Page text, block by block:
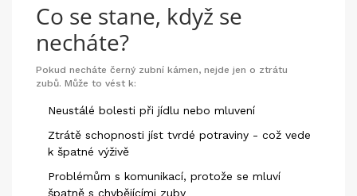
Co se stane, když se
necháte?
Pokud necháte černý zubní kámen, nejde jen o ztrátu
zubů. Může to vést k:
Neustálé bolesti při jídlu nebo mluvení
Ztrátě schopnosti jíst tvrdé potraviny - což vede
k špatné výživě
Problémům s komunikací, protože se mluví
špatně s chybějícími zuby